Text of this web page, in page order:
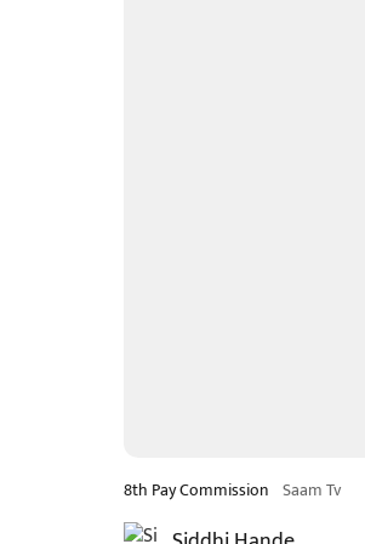
8th Pay Commission Saam Tv